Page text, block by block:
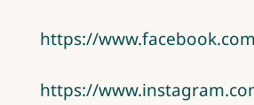
https://
https://